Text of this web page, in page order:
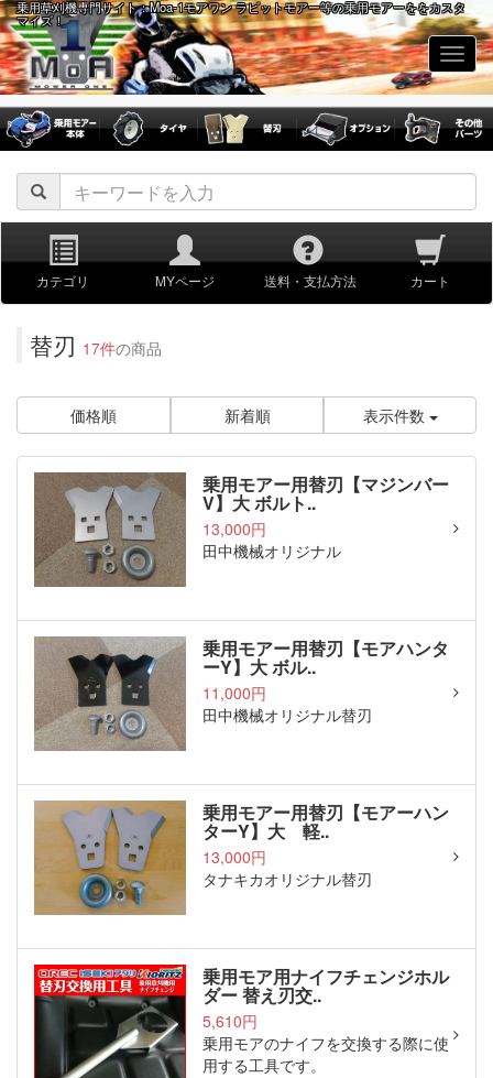
乗用草刈機専門サイト：Moa-1モアワン ラビットモアー等の乗用モアーををカスタ
マイズ！
カテゴリ MYページ 送料・支払方法 カート
替刃 17件の商品
価格順 新着順 表示件数
乗用モアー用替刃【マジンバー
V】大 ボルト..
13,000円
田中機械オリジナル
乗用モアー用替刃【モアハンタ
ーY】大 ボル..
11,000円
田中機械オリジナル替刃
乗用モアー用替刃【モアーハン
ターY】大 軽..
13,000円
タナキカオリジナル替刃
乗用モア用ナイフチェンジホル
ダー 替え刃交..
5,610円
乗用モアのナイフを交換する際に使
用する工具です。